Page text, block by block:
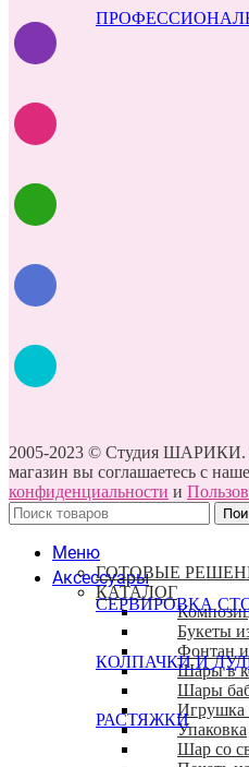
Аксессуары
СЕРВИРОВКА
КОЛПАЧКИ И
РАСТЯЖКИ
2005-2023 © Студия ШАРИКИ.
магазин вы соглашаетесь с
конфиденциальности и
Меню
ГОТОВЫЕ
КАТАЛОГ
Букеты
Фонтан
Шары в
Шары
Игрушка
Упаковка
Шар со